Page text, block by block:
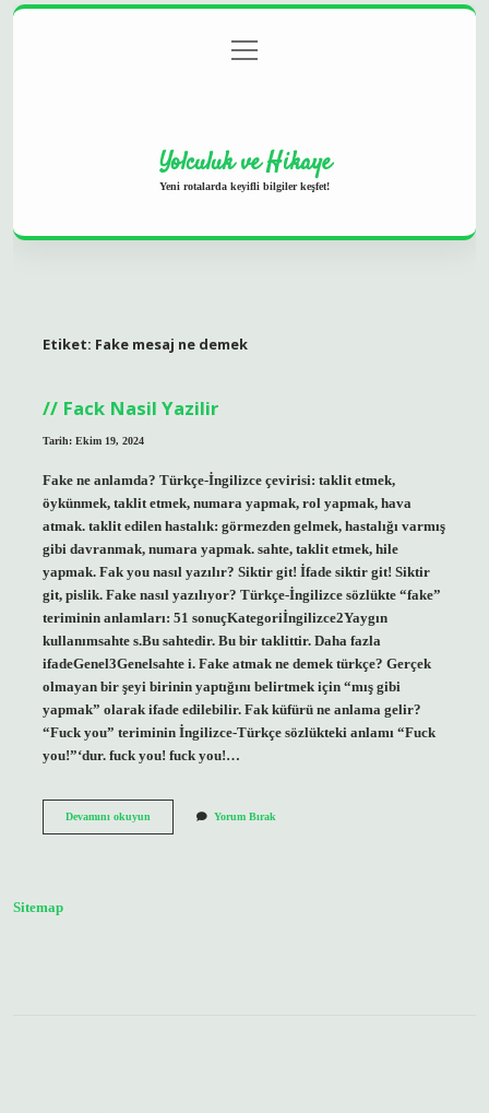
Gizlilik Politikası
menüyü
aç
Yolculuk ve Hikaye
Yeni rotalarda keyifli bilgiler keşfet!
Etiket: Fake mesaj ne demek
Fack Nasil Yazilir
Tarih: Ekim 19, 2024
Fake ne anlamda? Türkçe-İngilizce çevirisi: taklit etmek,
öykünmek, taklit etmek, numara yapmak, rol yapmak, hava
atmak. taklit edilen hastalık: görmezden gelmek, hastalığı varmış
gibi davranmak, numara yapmak. sahte, taklit etmek, hile
yapmak. Fak you nasıl yazılır? Siktir git! İfade siktir git! Siktir
git, pislik. Fake nasıl yazılıyor? Türkçe-İngilizce sözlükte “fake”
teriminin anlamları: 51 sonuçKategoriİngilizce2Yaygın
kullanımsahte s.Bu sahtedir. Bu bir taklittir. Daha fazla
ifadeGenel3Genelsahte i. Fake atmak ne demek türkçe? Gerçek
olmayan bir şeyi birinin yaptığını belirtmek için “mış gibi
yapmak” olarak ifade edilebilir. Fak küfürü ne anlama gelir?
“Fuck you” teriminin İngilizce-Türkçe sözlükteki anlamı “Fuck
you!”‘dur. fuck you! fuck you!…
Devamını okuyunFack
Yorum Bırak
Sitemap